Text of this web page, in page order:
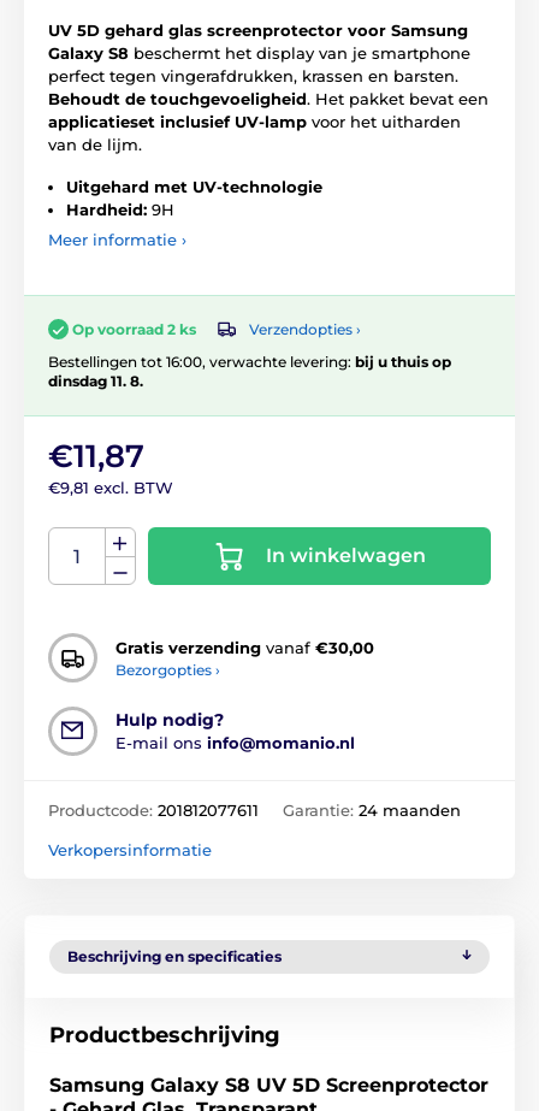
UV 5D gehard glas screenprotector voor Samsung
Galaxy S8 beschermt het display van je smartphone
perfect tegen vingerafdrukken, krassen en barsten.
Behoudt de touchgevoeligheid. Het pakket bevat een
applicatieset inclusief UV-lamp voor het uitharden
van de lijm.
Uitgehard met UV-technologie
Hardheid: 9H
Meer informatie ›
Op voorraad 2 ks
Verzendopties ›
Bestellingen tot 16:00, verwachte levering: bij u thuis op
dinsdag 11. 8.
€11,87
€9,81 excl. BTW
In winkelwagen
Gratis verzending vanaf €30,00
Bezorgopties ›
Hulp nodig?
E-mail ons info@momanio.nl
Productcode: 201812077611 Garantie: 24 maanden
Verkopersinformatie
Beschrijving en specificaties
Productbeschrijving
Samsung Galaxy S8 UV 5D Screenprotector